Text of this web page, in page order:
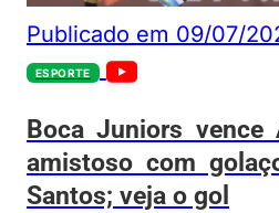
Publicado em 09/07/
ESPORTE
Boca Juniors vence
amistoso com
Santos; veja o gol